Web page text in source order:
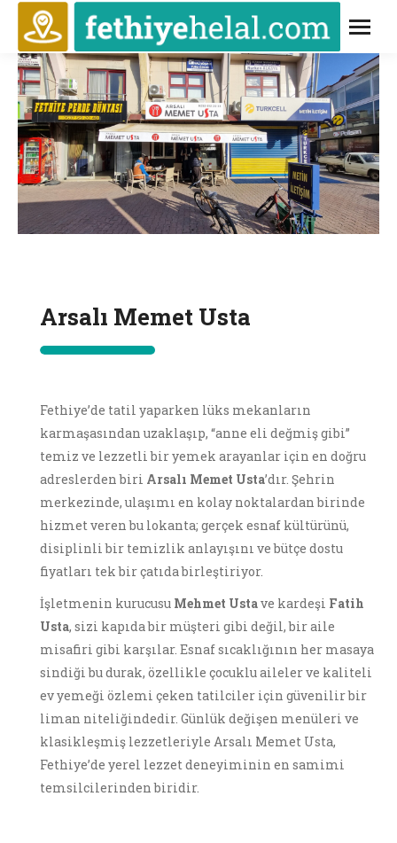
Arsalı Memet Usta
Fethiye’de tatil yaparken lüks mekanların
karmaşasından uzaklaşıp, “anne eli değmiş gibi”
temiz ve lezzetli bir yemek arayanlar için en doğru
adreslerden biri Arsalı Memet Usta’dır. Şehrin
merkezinde, ulaşımı en kolay noktalardan birinde
hizmet veren bu lokanta; gerçek esnaf kültürünü,
disiplinli bir temizlik anlayışını ve bütçe dostu
fiyatları tek bir çatıda birleştiriyor.
İşletmenin kurucusu Mehmet Ustave kardeşi Fatih
Usta, sizi kapıda bir müşteri gibi değil, bir aile
misafiri gibi karşılar. Esnaf sıcaklığının her masaya
sindiği bu durak, özellikle çocuklu aileler ve kaliteli
ev yemeği özlemi çeken tatilciler için güvenilir bir
liman niteliğindedir. Günlük değişen menüleri ve
klasikleşmiş lezzetleriyle Arsalı Memet Usta,
Fethiye’de yerel lezzet deneyiminin en samimi
temsilcilerinden biridir.